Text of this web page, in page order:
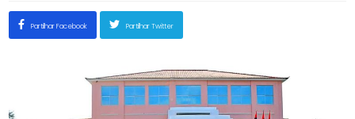
Partilhar Facebook Partilhar Twitter